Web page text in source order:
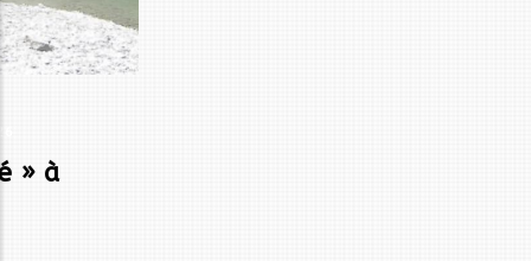
Lauréats des résidences d'artistes en